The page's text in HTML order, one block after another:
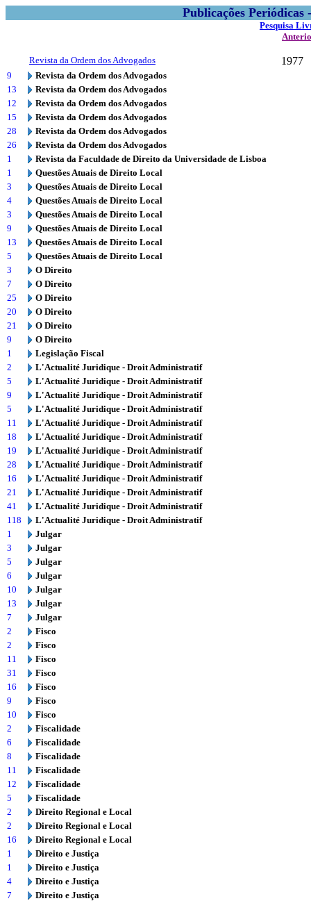
Publicações
Pesquisa
Revista da Ordem dos Advogados 1977
9
Revista da Ordem dos Advogados
13
Revista da Ordem dos Advogados
12
Revista da Ordem dos Advogados
15
Revista da Ordem dos Advogados
28
Revista da Ordem dos Advogados
26
Revista da Ordem dos Advogados
1
Revista da Faculdade de Direito da Universidade de Lisboa
1
Questões Atuais de Direito Local
3
Questões Atuais de Direito Local
4
Questões Atuais de Direito Local
3
Questões Atuais de Direito Local
9
Questões Atuais de Direito Local
13
Questões Atuais de Direito Local
5
Questões Atuais de Direito Local
3
O Direito
7
O Direito
25
O Direito
20
O Direito
21
O Direito
9
O Direito
1
Legislação Fiscal
2
L'Actualité Juridique - Droit Administratif
5
L'Actualité Juridique - Droit Administratif
9
L'Actualité Juridique - Droit Administratif
5
L'Actualité Juridique - Droit Administratif
11
L'Actualité Juridique - Droit Administratif
18
L'Actualité Juridique - Droit Administratif
19
L'Actualité Juridique - Droit Administratif
28
L'Actualité Juridique - Droit Administratif
16
L'Actualité Juridique - Droit Administratif
21
L'Actualité Juridique - Droit Administratif
41
L'Actualité Juridique - Droit Administratif
118
L'Actualité Juridique - Droit Administratif
1
Julgar
3
Julgar
5
Julgar
6
Julgar
10
Julgar
13
Julgar
7
Julgar
2
Fisco
2
Fisco
11
Fisco
31
Fisco
16
Fisco
9
Fisco
10
Fisco
2
Fiscalidade
6
Fiscalidade
8
Fiscalidade
11
Fiscalidade
12
Fiscalidade
5
Fiscalidade
2
Direito Regional e Local
2
Direito Regional e Local
16
Direito Regional e Local
1
Direito e Justiça
1
Direito e Justiça
4
Direito e Justiça
7
Direito e Justiça